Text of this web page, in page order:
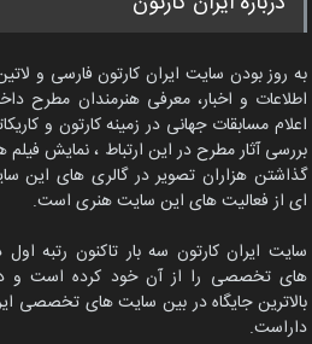
به روز بودن سایت ایران کارتون فارسی و
اطلاعات و اخبار، معرفی هنرمندان مطرح
اعلام مسابقات جهانی در زمینه کارتون و
بررسی آثار مطرح در این ارتباط ، نمایش
گذاشتن هزاران تصویر در گالری های این
ای از فعالیت های این سایت هنری است.
سایت ایران کارتون سه بار تاکنون رتبه
های تخصصی را از آن خود کرده است و
بالاترین جایگاه در بین سایت های تخصصی
داراست.